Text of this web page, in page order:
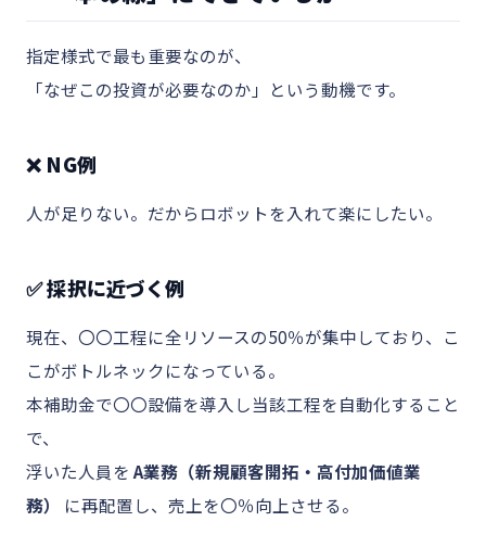
指定様式で最も重要なのが、
「なぜこの投資が必要なのか」という動機です。
❌ NG例
人が足りない。だからロボットを入れて楽にしたい。
✅ 採択に近づく例
現在、〇〇工程に全リソースの50％が集中しており、こ
こがボトルネックになっている。
本補助金で〇〇設備を導入し当該工程を自動化すること
で、
浮いた人員を A業務（新規顧客開拓・高付加価値業
務）
に再配置し、売上を〇％向上させる。